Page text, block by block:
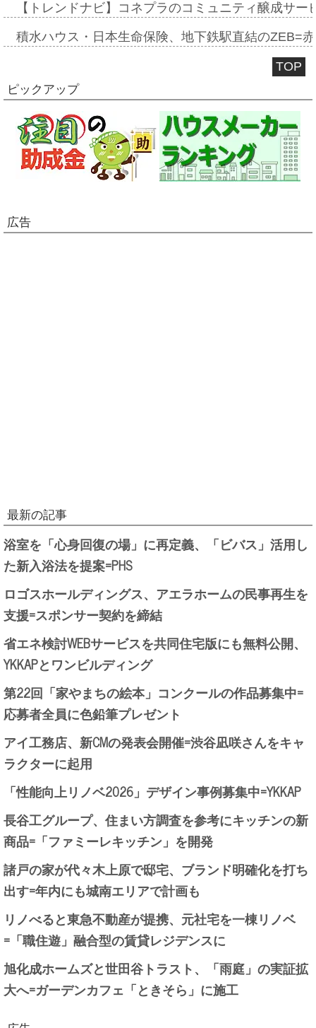
【トレンドナビ】コネプラのコミュニティ醸成サ
積水ハウス・日本生命保険、地下鉄駅直結のZEB=
TOP
ピックアップ
広告
最新の記事
浴室を「心身回復の場」に再定義、「ビバス」活用し
た新入浴法を提案=PHS
ロゴスホールディングス、アエラホームの民事再生を
支援=スポンサー契約を締結
省エネ検討WEBサービスを共同住宅版にも無料公開、
YKKAPとワンビルディング
第22回「家やまちの絵本」コンクールの作品募集中=
応募者全員に色鉛筆プレゼント
アイ工務店、新CMの発表会開催=渋谷凪咲さんをキャ
ラクターに起用
「性能向上リノベ2026」デザイン事例募集中=YKKAP
長谷工グループ、住まい方調査を参考にキッチンの新
商品=「ファミーレキッチン」を開発
諸戸の家が代々木上原で邸宅、ブランド明確化を打ち
出す=年内にも城南エリアで計画も
リノべると東急不動産が提携、元社宅を一棟リノベ
=「職住遊」融合型の賃貸レジデンスに
旭化成ホームズと世田谷トラスト、「雨庭」の実証拡
大へ=ガーデンカフェ「ときそら」に施工